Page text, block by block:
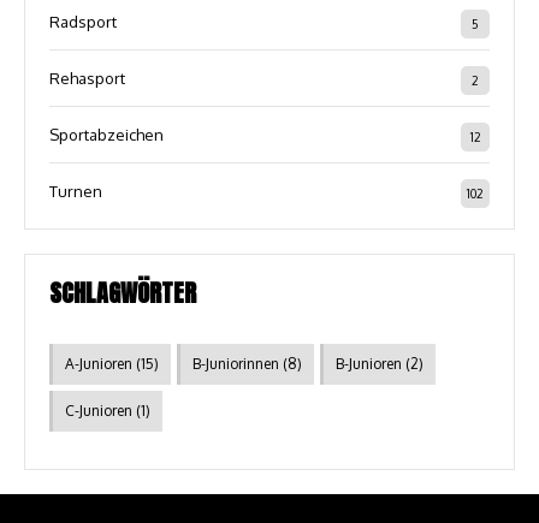
Radsport 5
Rehasport 2
Sportabzeichen 12
Turnen 102
SCHLAGWÖRTER
A-Junioren (15) B-Juniorinnen (8) B-Junioren (2)
C-Junioren (1)